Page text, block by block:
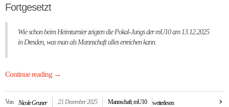
Fortgesetzt
Wie schon beim Heimturnier zeigten die Pokal-Jungs der mU10 am 13.12.2025
in Dresden, was man als Mannschaft alles erreichen kann.
Continue reading →
Von Nicole Gruner 23. Dezember 2025 Mannschaft,mU10 weiterlesen